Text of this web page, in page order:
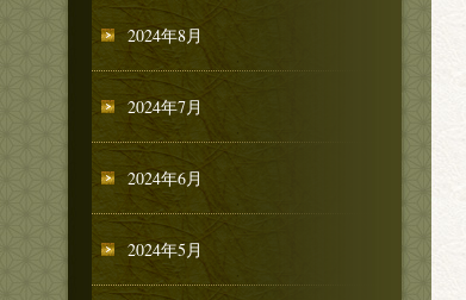
2024年8月
2024年7月
2024年6月
2024年5月